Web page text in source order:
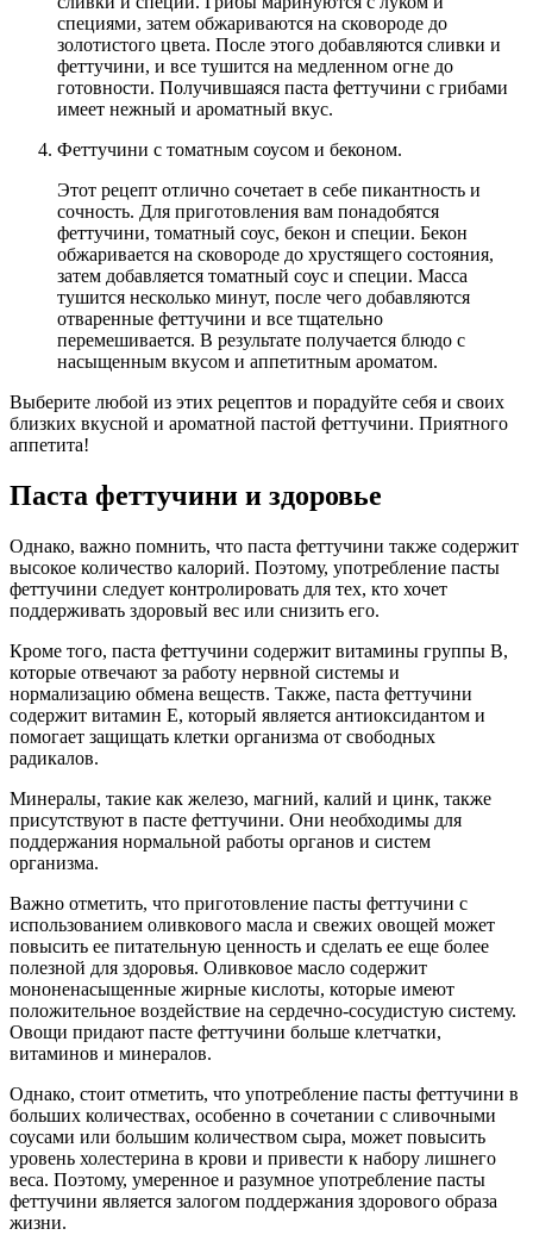
специями, затем обжариваются на сковороде до
золотистого цвета. После этого добавляются сливки и
феттучини, и все тушится на медленном огне до
готовности. Получившаяся паста феттучини с грибами
имеет нежный и ароматный вкус.
Феттучини с томатным соусом и беконом.
Этот рецепт отлично сочетает в себе пикантность и
сочность. Для приготовления вам понадобятся
феттучини, томатный соус, бекон и специи. Бекон
обжаривается на сковороде до хрустящего состояния,
затем добавляется томатный соус и специи. Масса
тушится несколько минут, после чего добавляются
отваренные феттучини и все тщательно
перемешивается. В результате получается блюдо с
насыщенным вкусом и аппетитным ароматом.
Выберите любой из этих рецептов и порадуйте себя и своих
близких вкусной и ароматной пастой феттучини. Приятного
аппетита!
Паста феттучини и здоровье
Однако, важно помнить, что паста феттучини также содержит
высокое количество калорий. Поэтому, употребление пасты
феттучини следует контролировать для тех, кто хочет
поддерживать здоровый вес или снизить его.
Кроме того, паста феттучини содержит витамины группы В,
которые отвечают за работу нервной системы и
нормализацию обмена веществ. Также, паста феттучини
содержит витамин Е, который является антиоксидантом и
помогает защищать клетки организма от свободных
радикалов.
Минералы, такие как железо, магний, калий и цинк, также
присутствуют в пасте феттучини. Они необходимы для
поддержания нормальной работы органов и систем
организма.
Важно отметить, что приготовление пасты феттучини с
использованием оливкового масла и свежих овощей может
повысить ее питательную ценность и сделать ее еще более
полезной для здоровья. Оливковое масло содержит
мононенасыщенные жирные кислоты, которые имеют
положительное воздействие на сердечно-сосудистую систему.
Овощи придают пасте феттучини больше клетчатки,
витаминов и минералов.
Однако, стоит отметить, что употребление пасты феттучини в
больших количествах, особенно в сочетании с сливочными
соусами или большим количеством сыра, может повысить
уровень холестерина в крови и привести к набору лишнего
веса. Поэтому, умеренное и разумное употребление пасты
феттучини является залогом поддержания здорового образа
жизни.